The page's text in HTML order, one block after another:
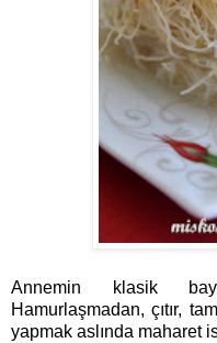
Annemin klasik
Hamurlaşmadan, çıtır,
yapmak aslında maharet